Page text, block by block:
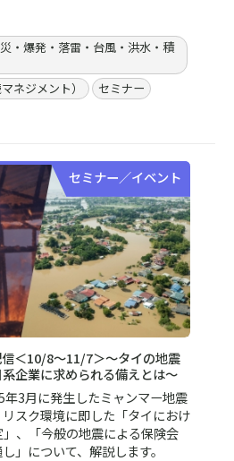
・爆発・落雷・台風・洪水・積
ネジメント）
セミナー
セミナー／イベント
信＜10/8～11/7＞～タイの地震
企業に求められる備えとは～
3月に発生したミャンマー地震
スク環境に即した「タイにおけ
、「今般の地震による保険会
」について、解説します。